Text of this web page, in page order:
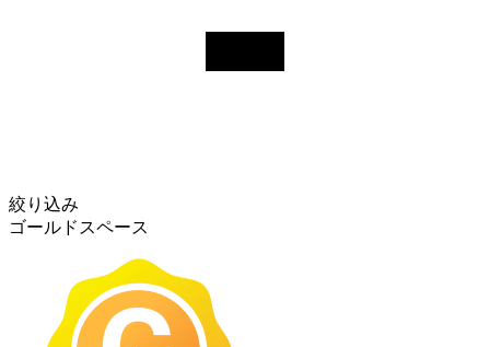
絞り込み
ゴールドスペース